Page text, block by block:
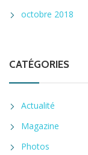
octobre 2018
CATÉGORIES
Actualité
Magazine
Photos